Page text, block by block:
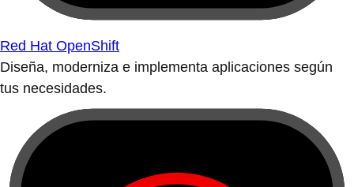
Red Hat OpenShift
Diseña, moderniza e implementa aplicaciones según
tus necesidades.